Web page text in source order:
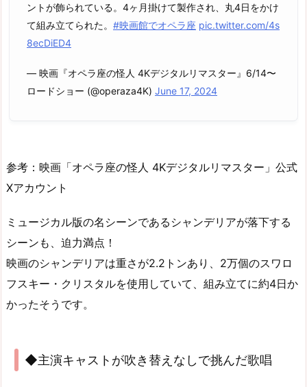
ントが飾られている。4ヶ月掛けて製作され、丸4日をかけ
て組み立てられた。 #映画館でオペラ座 pic.twitter.com/4s
8ecDiED4
— 映画『オペラ座の怪人 4Kデジタルリマスター』6/14〜
ロードショー (@operaza4K) June 17, 2024
参考：映画「オペラ座の怪人 4Kデジタルリマスター」公式
Xアカウント
ミュージカル版の名シーンであるシャンデリアが落下する
シーンも、迫力満点！
映画のシャンデリアは重さが2.2トンあり、2万個のスワロ
フスキー・クリスタルを使用していて、組み立てに約4日か
かったそうです。
◆主演キャストが吹き替えなしで挑んだ歌唱